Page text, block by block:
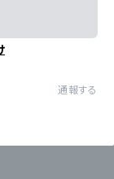
通報する